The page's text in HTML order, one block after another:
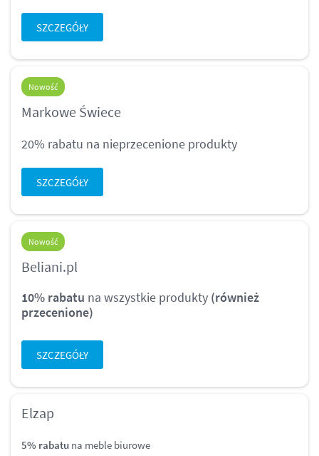
SZCZEGÓŁY
Nowość
Markowe Świece
20% rabatu na nieprzecenione produkty
SZCZEGÓŁY
Nowość
Beliani.pl
10% rabatu na wszystkie produkty (również
przecenione)
SZCZEGÓŁY
Elzap
5% rabatu na meble biurowe